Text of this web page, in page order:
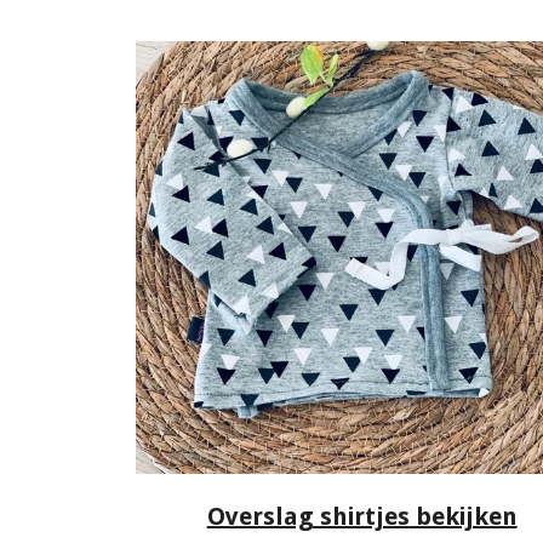
Overslag shirtjes bekijken